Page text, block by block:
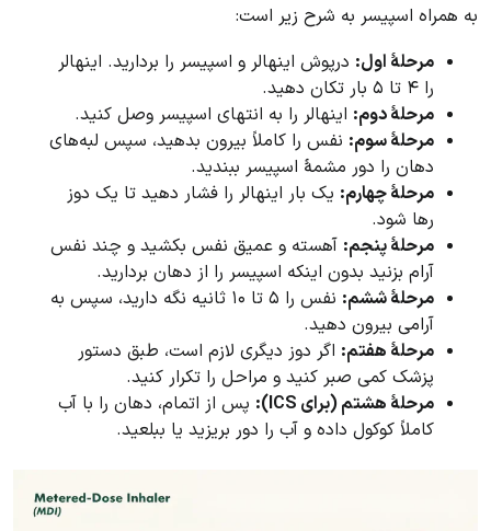
به همراه اسپیسر به شرح زیر است:
مرحلهٔ اول: درپوش اینهالر و اسپیسر را بردارید. اینهالر
را ۴ تا ۵ بار تکان دهید.
مرحلهٔ دوم: اینهالر را به انتهای اسپیسر وصل کنید.
مرحلهٔ سوم: نفس را کاملاً بیرون بدهید، سپس لبه‌های
دهان را دور مشمهٔ اسپیسر ببندید.
مرحلهٔ چهارم: یک بار اینهالر را فشار دهید تا یک دوز
رها شود.
مرحلهٔ پنجم: آهسته و عمیق نفس بکشید و چند نفس
آرام بزنید بدون اینکه اسپیسر را از دهان بردارید.
مرحلهٔ ششم:
نفس را ۵ تا ۱۰ ثانیه نگه دارید، سپس به
آرامی بیرون دهید.
مرحلهٔ هفتم: اگر دوز دیگری لازم است، طبق دستور
پزشک کمی صبر کنید و مراحل را تکرار کنید.
مرحلهٔ هشتم (برای ICS):
پس از اتمام، دهان را با آب
کاملاً کوکول داده و آب را دور بریزید یا ببلعید.